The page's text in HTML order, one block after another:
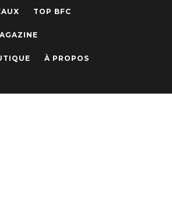
TOP BFC
À PROPOS